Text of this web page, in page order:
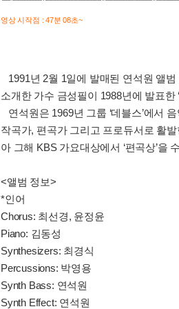
영상 시작점 : 47분 08초~
1991년 2월 1일에 발매된 연석원 앨
소개한 가수 금성필이 1988년에 발표한
연석원은 1969년 그룹 ‘데블스’에서
작곡가, 편곡가 그리고 프로듀서로 활
아 그해 KBS 가요대상에서 ‘편곡상’을
<앨범 정보>
*인어
Chorus: 최선경, 윤정윤
Piano: 김동성
Synthesizers: 최경식
Percussions: 박영용
Synth Bass: 연석원
Synth Effect: 연석원